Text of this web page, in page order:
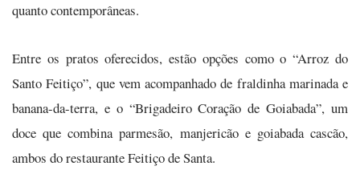
quanto contemporâneas.
Entre os pratos oferecidos, estão opções como o “Arroz do
Santo Feitiço”, que vem acompanhado de fraldinha marinada e
banana-da-terra, e o “Brigadeiro Coração de Goiabada”, um
doce que combina parmesão, manjericão e goiabada cascão,
ambos do restaurante Feitiço de Santa.